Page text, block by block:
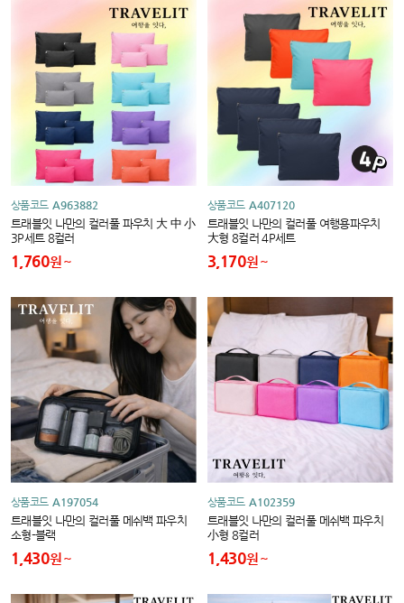
상품코드 A963882
트래블잇 나만의 컬러풀 파우치 大 中 小
3P세트 8컬러
1,760원
상품코드 A407120
트래블잇 나만의 컬러풀 여행용파우치
大형 8컬러 4P세트
3,170원
상품코드 A197054
트래블잇 나만의 컬러풀 메쉬백 파우치
소형-블랙
1,430원
상품코드 A102359
트래블잇 나만의 컬러풀 메쉬백 파우치
小형 8컬러
1,430원